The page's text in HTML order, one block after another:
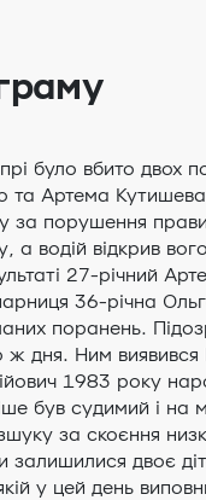
було вбито двох
та Артема
за порушення
а водій відкрив
27-річний
36-річна
поранень.
ж дня. Ним виявився
1983 року
був судимий і на
за скоєння
залишилися двоє
у цей день